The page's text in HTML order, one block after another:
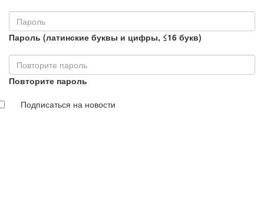
Пароль (латинские буквы и цифры, ≤16 букв)
Повторите пароль
Подписаться на новости